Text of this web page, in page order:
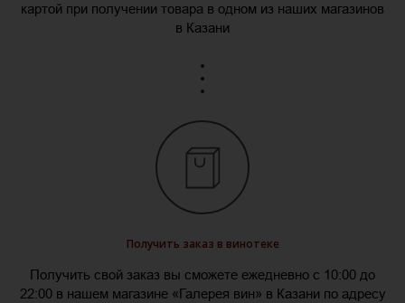
картой при получении товара в одном из наших магазинов
в Казани
Получить заказ в винотеке
Получить свой заказ вы сможете ежедневно с 10:00 до
22:00 в нашем магазине «Галерея вин» в Казани по адресу